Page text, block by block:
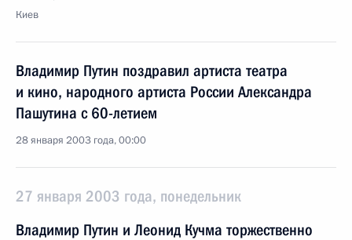
Киев
Владимир Путин поздравил артиста театра
и кино, народного артиста России Александра
Пашутина с 60-летием
28 января 2003 года, 00:00
27 января 2003 года, понедельник
Владимир Путин и Леонид Кучма торжественно